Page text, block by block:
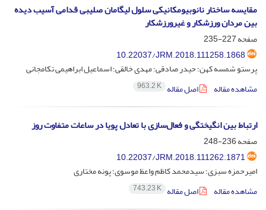
مقایسه ساختار نانوبیومکانیکی سلول لیگامان صلیبی قدامی آسیب دیده
بین مردان ورزشکار و غیرورزشکار
صفحه227-235
10.22037/JRM.2018.111258.1868
پرستو شمسه کهن؛ حیدر صادقی؛ مهدی خالقی؛ اسماعیل ابراهیمی تکامجانی
مشاهده مقاله
اصل مقاله 963.2 K
ارتباط بین انگیختگی و فعال‌سازی با تعادل پویا در ساعات متفاوت روز
صفحه236-248
10.22037/JRM.2018.111262.1871
امیرحمزه سبزی؛ سیدمحمد کاظم واعظ موسوی؛ پونه مختاری
مشاهده مقاله
اصل مقاله 743.23 K